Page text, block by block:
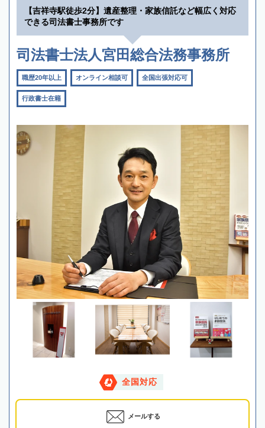
【吉祥寺駅徒歩2分】遺産整理・家族信託など幅広く対応
できる司法書士事務所です
司法書士法人宮田総合法務事務所
職歴20年以上 オンライン相談可 全国出張対応可
行政書士在籍
全国対応
メールする